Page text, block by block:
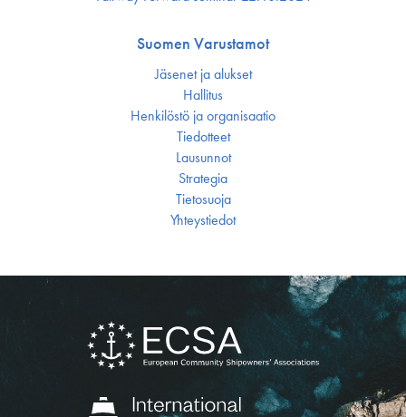
Suomen Varustamot
Jäsenet ja alukset
Hallitus
Henkilöstö ja organisaatio
Tiedotteet
Lausunnot
Strategia
Tietosuoja
Yhteystiedot